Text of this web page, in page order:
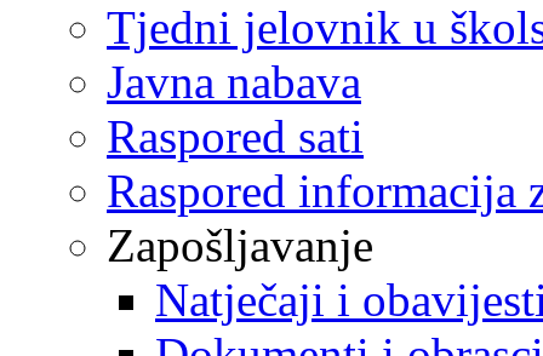
Tjedni jelovnik u
Javna nabava
Raspored sati
Raspored informacija
Zapošljavanje
Natječaji i